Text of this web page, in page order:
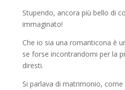
Stupendo, ancora più bello di
immaginato!
Che io sia una romanticona è
se forse incontrandomi per la
diresti.
Si parlava di matrimonio,